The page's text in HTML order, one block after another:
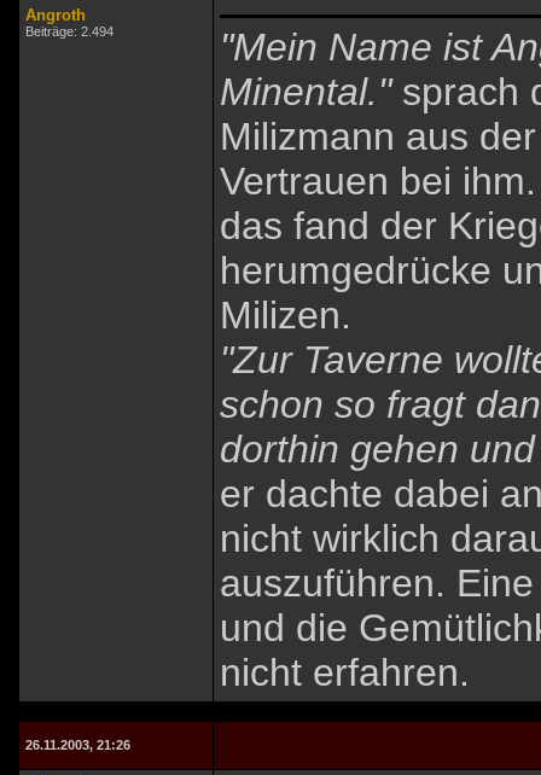
Angroth
Beiträge: 2.494
"Mein Name ist
Minental."sprach
Milizmann aus
Vertrauen bei
das fand der
herumgedrücke
Milizen.
"Zur Taverne
schon so fragt
dorthin gehen
er dachte dabei
nicht wirklich
auszuführen.
und die
nicht erfahren.
26.11.2003, 21:26